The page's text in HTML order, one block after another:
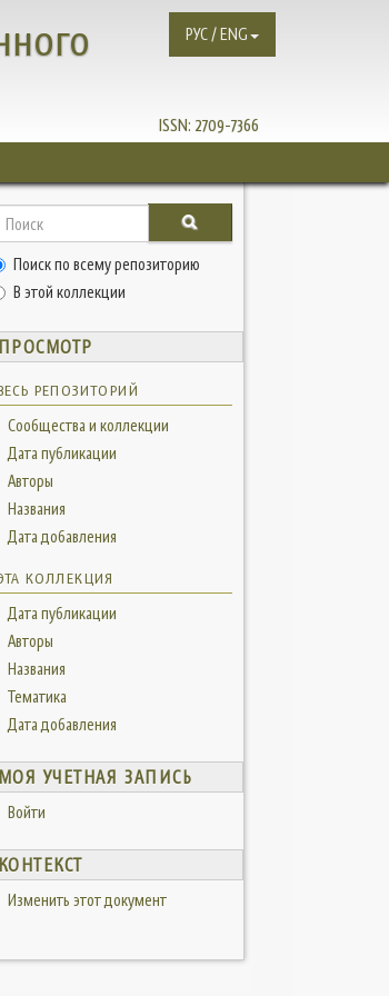
ISSN: 2709-7366
РУС / ENG
Поиск по всему репозиторию
В этой коллекции
ПРОСМОТР
РЕПОЗИТОРИЙ
Сообщества и коллекции
Дата публикации
Авторы
Названия
Дата добавления
КОЛЛЕКЦИЯ
Дата публикации
Авторы
Названия
Тематика
Дата добавления
МОЯ УЧЕТНАЯ ЗАПИСЬ
Войти
КОНТЕКСТ
Изменить этот документ